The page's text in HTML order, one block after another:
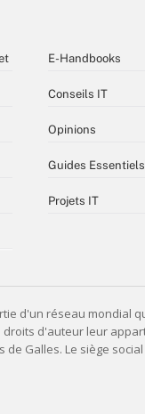
E-Handbooks
Conseils IT
Opinions
Guides Essentiels
Projets IT